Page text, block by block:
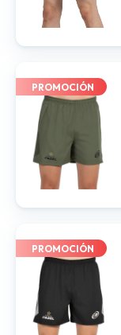
PROMOCIÓN
PROMOCIÓN